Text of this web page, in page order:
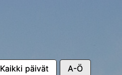
Kaikki päivät A-Ö